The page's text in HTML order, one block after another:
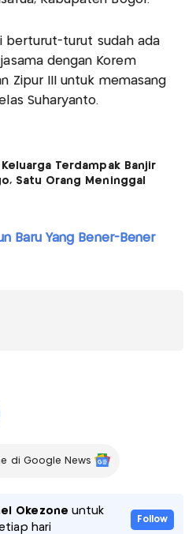
berturut-turut sudah ada
dengan Korem
Zipur III untuk memasang
Suharyanto.
Keluarga Terdampak Banjir
Satu Orang Meninggal
Baru Yang Bener-Bener
di Google News
Okezone untuk
hari
Follow